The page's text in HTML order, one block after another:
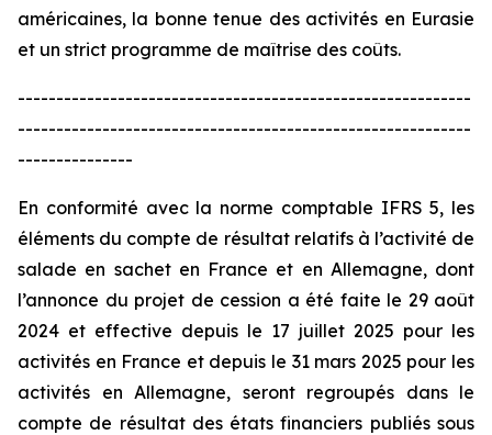
américaines, la bonne tenue des activités en Eurasie
et un strict programme de maîtrise des coûts.
-----------------------------------------------------------
-----------------------------------------------------------
---------------
En conformité avec la norme comptable IFRS 5, les
éléments du compte de résultat relatifs à l’activité de
salade en sachet en France et en Allemagne, dont
l’annonce du projet de cession a été faite le 29 août
2024 et effective depuis le 17 juillet 2025 pour les
activités en France et depuis le 31 mars 2025 pour les
activités en Allemagne, seront regroupés dans le
compte de résultat des états financiers publiés sous